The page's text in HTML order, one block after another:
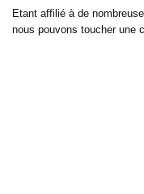
Etant affilié à de
nous pouvons toucher une